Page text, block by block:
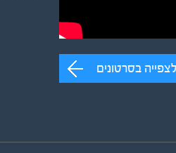
בסרטונים